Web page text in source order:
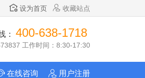
设为首页 收藏站点
： 400-638-1718
工作时间：8:30-17:30
在线咨询 用户注册